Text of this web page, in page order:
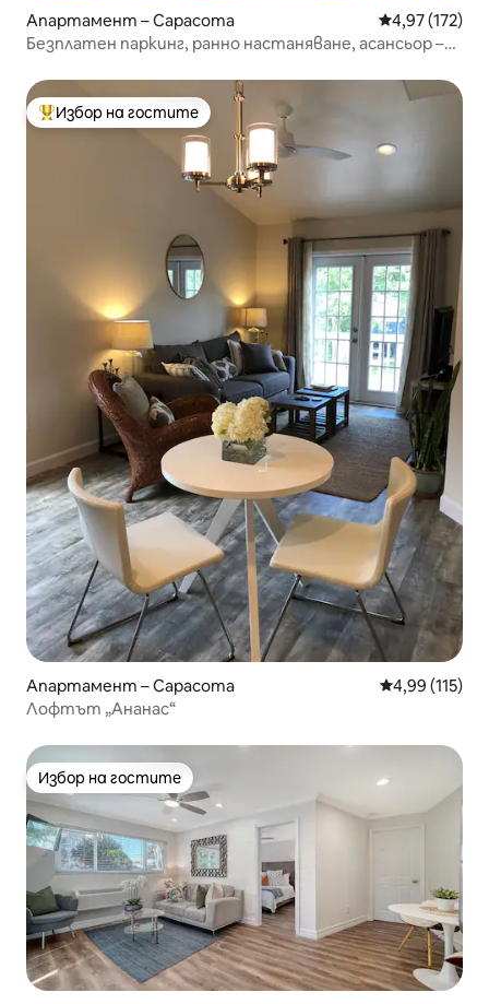
Апартамент – Сарасота Средна
4,97 (172)
Безплатен паркинг, ранно настаняване, асансьор –
Най-популярен избор на гостите
Избор на гостите
Апартамент – Сарасота Средна
4,99 (115)
Лофтът „Ананас“
Избор на гостите
Избор на гостите